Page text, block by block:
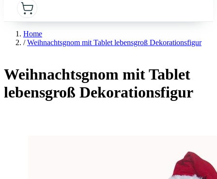
Home
/ Weihnachtsgnom mit Tablet lebensgroß Dekorationsfigur
Weihnachtsgnom mit Tablet
lebensgroß Dekorationsfigur